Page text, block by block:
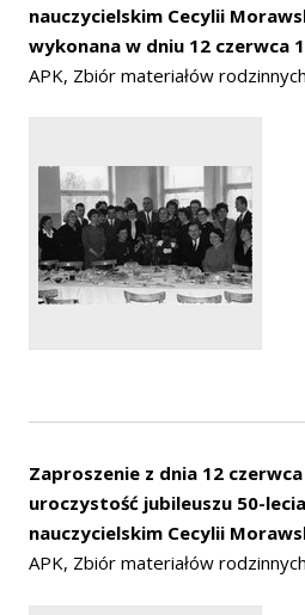
nauczycielskim Cecylii
wykonana w dniu 12 czerwca
APK, Zbiór materiałów
Zaproszenie z dnia 12
uroczystość jubileuszu 50-
nauczycielskim Cecylii
APK, Zbiór materiałów